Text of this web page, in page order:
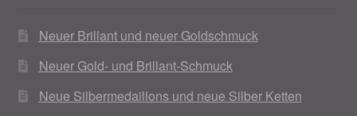
Neuer Brillant und neuer Goldschmuck
Neuer Gold- und Brillant-Schmuck
Neue Silbermedaillons und neue Silber Ketten